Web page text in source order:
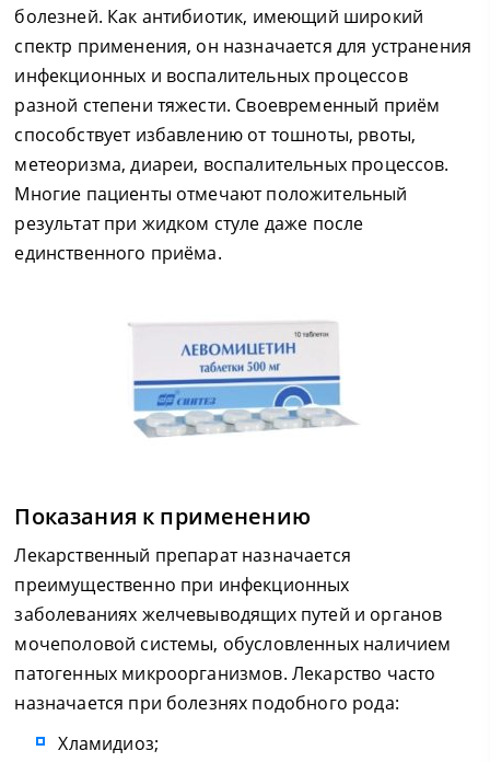
болезней. Как антибиотик, имеющий широкий
спектр применения, он назначается для устранения
инфекционных и воспалительных процессов
разной степени тяжести. Своевременный приём
способствует избавлению от тошноты, рвоты,
метеоризма, диареи, воспалительных процессов.
Многие пациенты отмечают положительный
результат при жидком стуле даже после
единственного приёма.
Показания к применению
Лекарственный препарат назначается
преимущественно при инфекционных
заболеваниях желчевыводящих путей и органов
мочеполовой системы, обусловленных наличием
патогенных микроорганизмов. Лекарство часто
назначается при болезнях подобного рода:
Хламидиоз;